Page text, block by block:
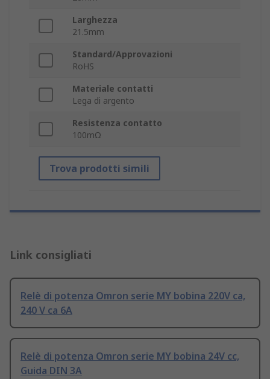
Larghezza
21.5mm
Standard/Approvazioni
RoHS
Materiale contatti
Lega di argento
Resistenza contatto
100mΩ
Trova prodotti simili
Link consigliati
Relè di potenza Omron serie MY bobina 220V ca,
240 V ca 6A
Relè di potenza Omron serie MY bobina 24V cc,
Guida DIN 3A